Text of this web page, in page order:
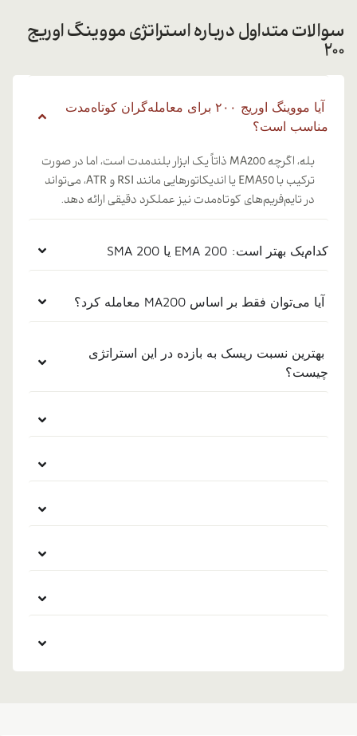
سوالات متداول درباره استراتژی مووینگ اوریج
۲۰۰
آیا مووینگ اوریج ۲۰۰ برای معامله‌گران کوتاه‌مدت
مناسب است؟
بله، اگرچه MA200 ذاتاً یک ابزار بلندمدت است، اما در صورت
ترکیب با EMA50 یا اندیکاتورهایی مانند RSI و ATR، می‌تواند
در تایم‌فریم‌های کوتاه‌مدت نیز عملکرد دقیقی ارائه دهد.
کدام‌یک بهتر است: EMA 200 یا SMA 200
آیا می‌توان فقط بر اساس MA200 معامله کرد؟
بهترین نسبت ریسک به بازده در این استراتژی
چیست؟